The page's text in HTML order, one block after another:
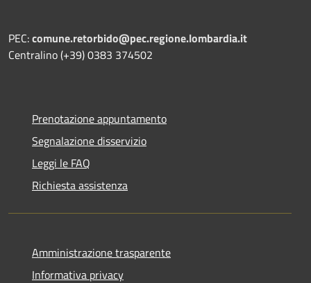
PEC:comune.retorbido@pec.regione.lombardia.it
Centralino (+39) 0383 374502
Prenotazione appuntamento
Segnalazione disservizio
Leggi le FAQ
Richiesta assistenza
Amministrazione trasparente
Informativa privacy